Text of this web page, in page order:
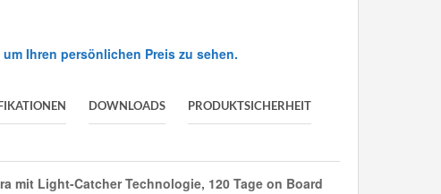
Ihren persönlichen Preis zu sehen.
DOWNLOADS PRODUKTSICHERHEIT
mit Light-Catcher Technologie, 120 Tage on Board